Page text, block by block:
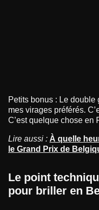
Petits bonus : Le double
mes virages préférés.
C’est quelque chose en
Lire aussi : À quelle
le Grand Prix de
Le point
pour briller en